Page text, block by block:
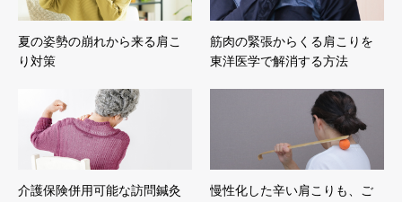
夏の姿勢の崩れから来る肩こ
り対策
筋肉の緊張からくる肩こりを
東洋医学で解消する方法
介護保険併用可能な訪問鍼灸
慢性化した辛い肩こりも、ご